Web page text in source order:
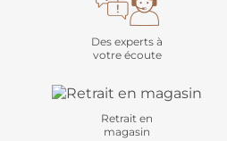
Des experts à
votre écoute
Retrait en
magasin